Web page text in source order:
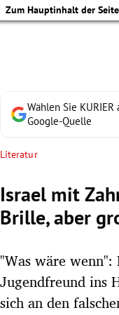
Zum Hauptinhalt der Seite
Untermenü
Wählen Sie
Google-Quelle
Literatur
Israel mit
Brille, aber
"Was wäre
Jugendfreund ins
sich an den